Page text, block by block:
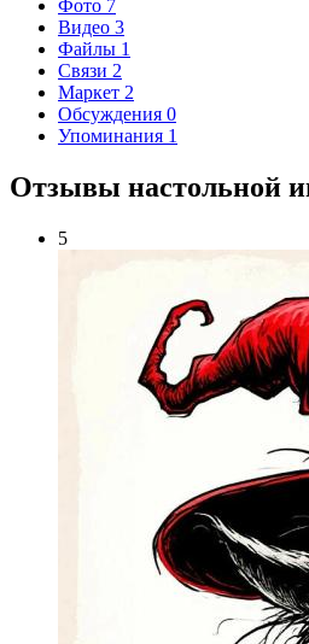
Фото 7
Видео 3
Файлы 1
Связи 2
Маркет 2
Обсуждения 0
Упоминания 1
Отзывы настольной
5